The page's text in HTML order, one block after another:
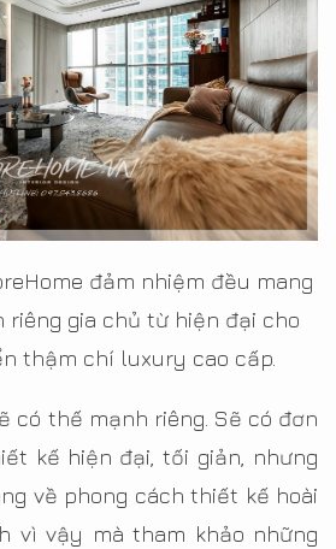
đảm nhiệm đều mang
riêng gia chủ từ hiện đại cho
thậm chí luxury cao cấp.
có thế mạnh riêng. Sẽ có đơn
kế hiện đại, tối giản, nhưng
về phong cách thiết kế hoài
vì vậy mà tham khảo những